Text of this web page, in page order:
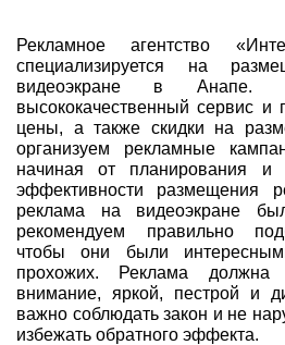
Рекламное агентство
специализируется на
видеоэкране в Анапе.
высококачественный сервис и
цены, а также скидки на
организуем рекламные
начиная от планирования и
эффективности размещения
реклама на видеоэкране
рекомендуем правильно
чтобы они были
прохожих. Реклама должна
внимание, яркой, пестрой и
важно соблюдать закон и не
избежать обратного эффекта.